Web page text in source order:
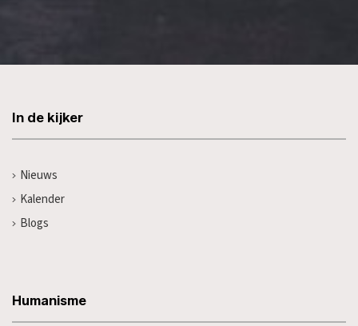
In de kijker
Nieuws
Kalender
Blogs
Humanisme